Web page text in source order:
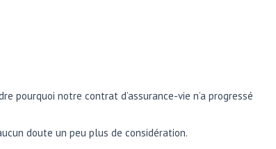
pourquoi notre contrat d’assurance-vie n’a progressé
doute un peu plus de considération.